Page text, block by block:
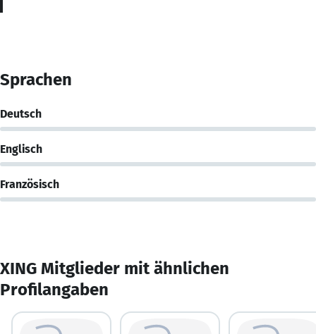
Sprachen
Deutsch
Englisch
Französisch
XING Mitglieder mit ähnlichen
Profilangaben